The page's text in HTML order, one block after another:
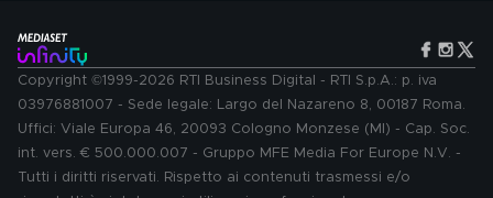
Copyright ©1999-2026 RTI Business Digital - RTI S.p.A.: p. iva
03976881007 - Sede legale: Largo del Nazareno 8, 00187 Roma.
Uffici: Viale Europa 46, 20093 Cologno Monzese (MI) - Cap. Soc.
int. vers. € 500.000.007 - Gruppo MFE Media For Europe N.V. -
Tutti i diritti riservati. Rispetto ai contenuti trasmessi e/o